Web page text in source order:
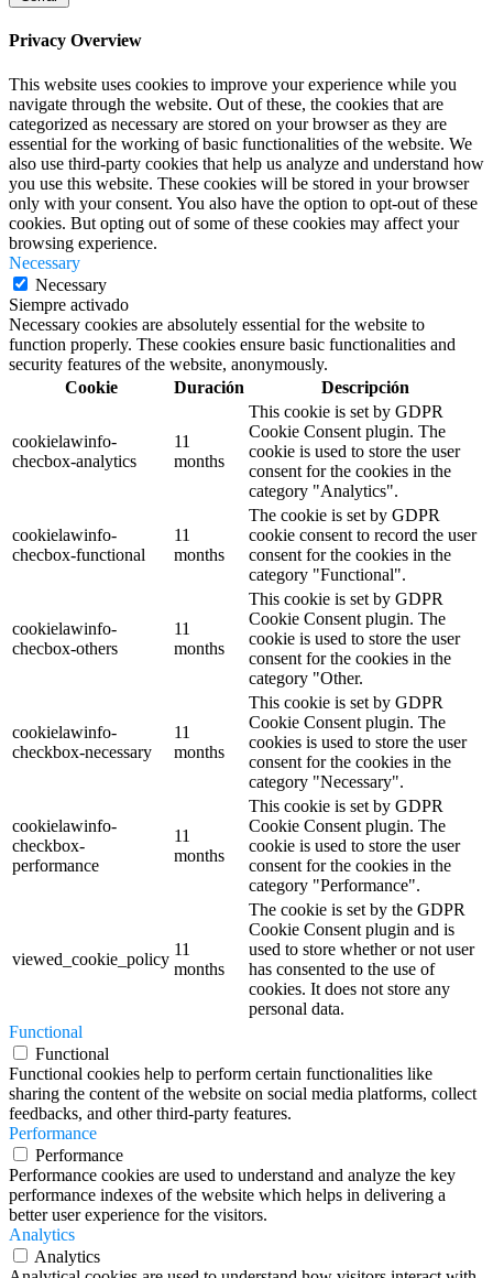
Privacy Overview
This website uses cookies to improve your experience while you
navigate through the website. Out of these, the cookies that are
categorized as necessary are stored on your browser as they are
essential for the working of basic functionalities of the website. We
also use third-party cookies that help us analyze and understand how
you use this website. These cookies will be stored in your browser
only with your consent. You also have the option to opt-out of these
cookies. But opting out of some of these cookies may affect your
browsing experience.
Necessary
Necessary
Siempre activado
Necessary cookies are absolutely essential for the website to
function properly. These cookies ensure basic functionalities and
security features of the website, anonymously.
Cookie
Duración Descripción
cookielawinfo-
checbox-analytics
11
months
This cookie is set by GDPR
Cookie Consent plugin. The
cookie is used to store the user
consent for the cookies in the
category "Analytics".
cookielawinfo-
checbox-functional
11
months
The cookie is set by GDPR
cookie consent to record the user
consent for the cookies in the
category "Functional".
cookielawinfo-
checbox-others
11
months
This cookie is set by GDPR
Cookie Consent plugin. The
cookie is used to store the user
consent for the cookies in the
category "Other.
cookielawinfo-
checkbox-necessary
11
months
This cookie is set by GDPR
Cookie Consent plugin. The
cookies is used to store the user
consent for the cookies in the
category "Necessary".
cookielawinfo-
checkbox-
performance
11
months
This cookie is set by GDPR
Cookie Consent plugin. The
cookie is used to store the user
consent for the cookies in the
category "Performance".
viewed_cookie_policy
11
months
The cookie is set by the GDPR
Cookie Consent plugin and is
used to store whether or not user
has consented to the use of
cookies. It does not store any
personal data.
Functional
Functional
Functional cookies help to perform certain functionalities like
sharing the content of the website on social media platforms, collect
feedbacks, and other third-party features.
Performance
Performance
Performance cookies are used to understand and analyze the key
performance indexes of the website which helps in delivering a
better user experience for the visitors.
Analytics
Analytics